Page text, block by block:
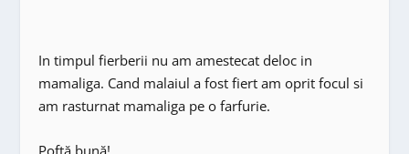
In timpul fierberii nu am amestecat deloc in
mamaliga. Cand malaiul a fost fiert am oprit focul si
am rasturnat mamaliga pe o farfurie.